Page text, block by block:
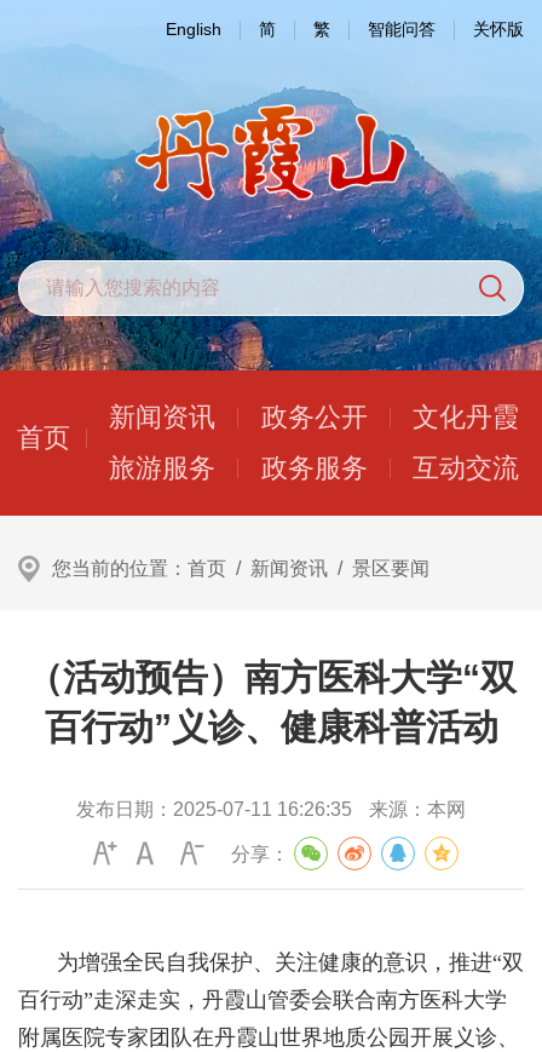
English 简 繁 智能问答 关怀版
首页
新闻资讯 政务公开
文化丹霞
旅游服务
政务服务 互动交流
您当前的位置： 首页 / 新闻资讯 / 景区要闻
（活动预告）南方医科大学“双
百行动”义诊、健康科普活动
发布日期： 2025-07-11 16:26:35 来源： 本网
分享：
为增强全民自我保护、关注健康的意识，推进“双
百行动”走深走实，丹霞山管委会联合南方医科大学
附属医院专家团队在丹霞山世界地质公园开展义诊、